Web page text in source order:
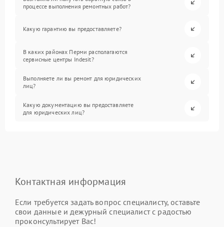
процессе выполнения ремонтных работ?
Какую гарантию вы предоставляете?
В каких районах Перми располагаются
сервисные центры Indesit?
Выполняете ли вы ремонт для юридических
лиц?
Какую документацию вы предоставляете
для юридических лиц?
Контактная информация
Если требуется задать вопрос специалисту, оставьте
свои данные и дежурный специалист с радостью
проконсультирует Вас!